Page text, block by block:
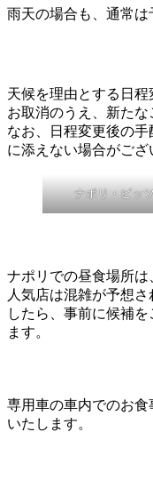
雨天の場合も、通常は
天候を理由とする日
お取消のうえ、新たな
なお、日程変更後の
に添えない場合がござ
ナポリ・ピッ
ナポリでの昼食場所は
人気店は混雑が予想
したら、事前に候補
ます。
専用車の車内でのお
いたします。